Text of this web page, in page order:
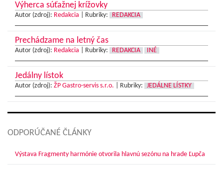
Výherca súťažnej krížovky
Autor (zdroj): Redakcia Rubriky: REDAKCIA
Prechádzame na letný čas
Autor (zdroj): Redakcia Rubriky: REDAKCIA INÉ
Jedálny lístok
Autor (zdroj): ŽP Gastro-servis s.r.o. Rubriky: JEDÁLNE LÍSTKY
ODPORÚČANÉ ČLÁNKY
Výstava Fragmenty harmónie otvorila hlavnú sezónu na hrade Ľupča